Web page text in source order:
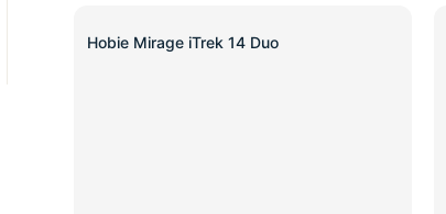
SALE
Hobie Mirage iTrek 14 Duo